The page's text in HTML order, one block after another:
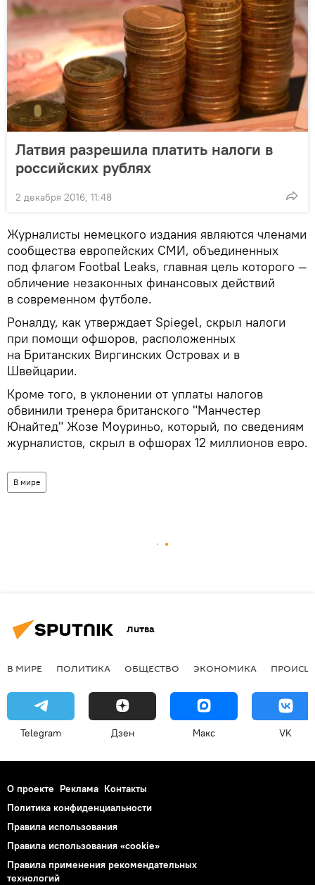
Латвия разрешила платить налоги в
российских рублях
2 декабря 2016, 11:48
Журналисты немецкого издания являются членами
сообщества европейских СМИ, объединенных
под флагом Footbal Leaks, главная цель которого —
обличение незаконных финансовых действий
в современном футболе.
Роналду, как утверждает Spiegel, скрыл налоги
при помощи офшоров, расположенных
на Британских Виргинских Островах и в
Швейцарии.
Кроме того, в уклонении от уплаты налогов
обвинили тренера британского "Манчестер
Юнайтед" Жозе Моуриньо, который, по сведениям
журналистов, скрыл в офшорах 12 миллионов евро.
В мире
Литва
В МИРЕ ПОЛИТИКА ОБЩЕСТВО ЭКОНОМИКА
Telegram Дзен Макс VK
О проекте Реклама Контакты
Политика конфиденциальности
Правила использования
Правила использования «cookie»
Правила применения рекомендательных
технологий